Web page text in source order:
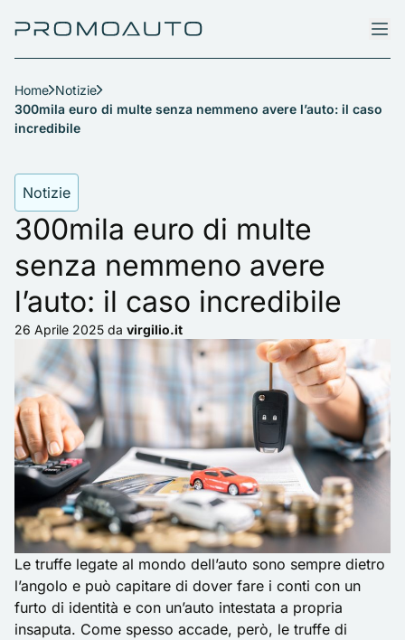
Home Notizie
300mila euro di multe senza nemmeno avere l’auto: il caso
incredibile
Notizie
300mila euro di multe
senza nemmeno avere
l’auto: il caso incredibile
26 Aprile 2025 da virgilio.it
Le truffe legate al mondo dell’auto sono sempre dietro
l’angolo e può capitare di dover fare i conti con un
furto di identità e con un’auto intestata a propria
insaputa. Come spesso accade, però, le truffe di